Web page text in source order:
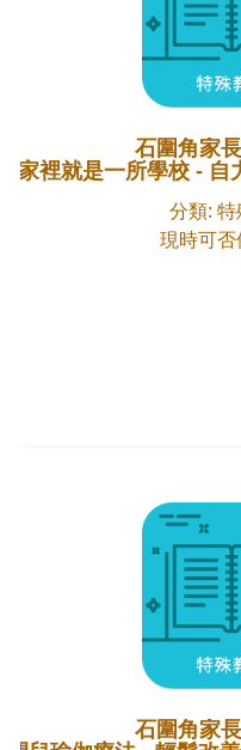
石圍角家
家裡就是一所學校 - 自
分類: 特
現時可否
石圍角家